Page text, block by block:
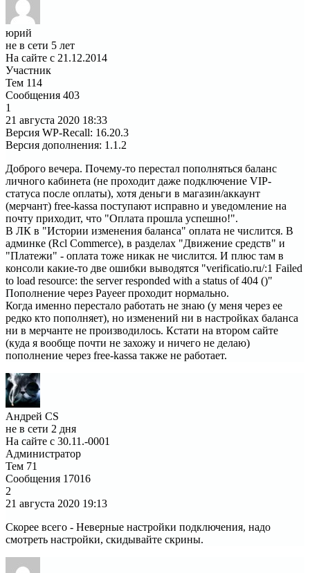
юрий
не в сети 5 лет
На сайте с 21.12.2014
Участник
Тем 114
Сообщения 403
1
21 августа 2020 18:33
Версия WP-Recall: 16.20.3
Версия дополнения: 1.1.2
Доброго вечера. Почему-то перестал пополняться баланс
личного кабинета (не проходит даже подключение VIP-
статуса после оплаты), хотя деньги в магазин/аккаунт
(мерчант) free-kassa поступают исправно и уведомление на
почту приходит, что "Оплата прошла успешно!".
В ЛК в "Истории изменения баланса" оплата не числится. В
админке (Rcl Commerce), в разделах "Движение средств" и
"Платежи" - оплата тоже никак не числится. И плюс там в
консоли какие-то две ошибки выводятся "verificatio.ru/:1 Failed
to load resource: the server responded with a status of 404 ()"
Пополнение через Payeer проходит нормально.
Когда именно перестало работать не знаю (у меня через ее
редко кто пополняет), но изменений ни в настройках баланса
ни в мерчанте не производилось. Кстати на втором сайте
(куда я вообще почти не захожу и ничего не делаю)
пополнение через free-kassa также не работает.
Андрей CS
не в сети 2 дня
На сайте с 30.11.-0001
Администратор
Тем 71
Сообщения 17016
2
21 августа 2020 19:13
Скорее всего - Неверные настройки подключения, надо
смотреть настройки, скидывайте скрины.